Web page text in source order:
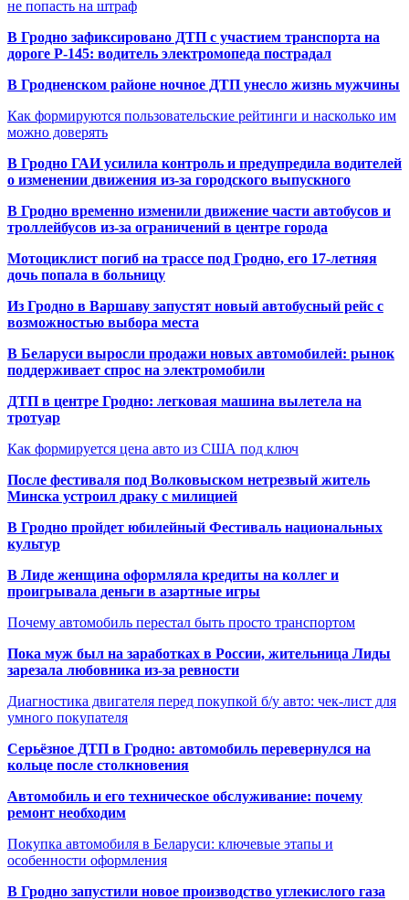
не попасть на штраф
В Гродно зафиксировано ДТП с участием транспорта на
дороге Р-145: водитель электромопеда пострадал
В Гродненском районе ночное ДТП унесло жизнь мужчины
Как формируются пользовательские рейтинги и насколько им
можно доверять
В Гродно ГАИ усилила контроль и предупредила водителей
о изменении движения из-за городского выпускного
В Гродно временно изменили движение части автобусов и
троллейбусов из-за ограничений в центре города
Мотоциклист погиб на трассе под Гродно, его 17-летняя
дочь попала в больницу
Из Гродно в Варшаву запустят новый автобусный рейс с
возможностью выбора места
В Беларуси выросли продажи новых автомобилей: рынок
поддерживает спрос на электромобили
ДТП в центре Гродно: легковая машина вылетела на
тротуар
Как формируется цена авто из США под ключ
После фестиваля под Волковыском нетрезвый житель
Минска устроил драку с милицией
В Гродно пройдет юбилейный Фестиваль национальных
культур
В Лиде женщина оформляла кредиты на коллег и
проигрывала деньги в азартные игры
Почему автомобиль перестал быть просто транспортом
Пока муж был на заработках в России, жительница Лиды
зарезала любовника из-за ревности
Диагностика двигателя перед покупкой б/у авто: чек-лист для
умного покупателя
Серьёзное ДТП в Гродно: автомобиль перевернулся на
кольце после столкновения
Автомобиль и его техническое обслуживание: почему
ремонт необходим
Покупка автомобиля в Беларуси: ключевые этапы и
особенности оформления
В Гродно запустили новое производство углекислого газа